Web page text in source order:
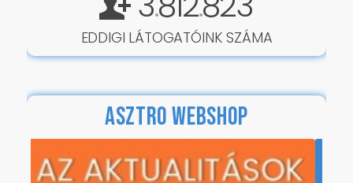
ASZTRO WEBSHOP